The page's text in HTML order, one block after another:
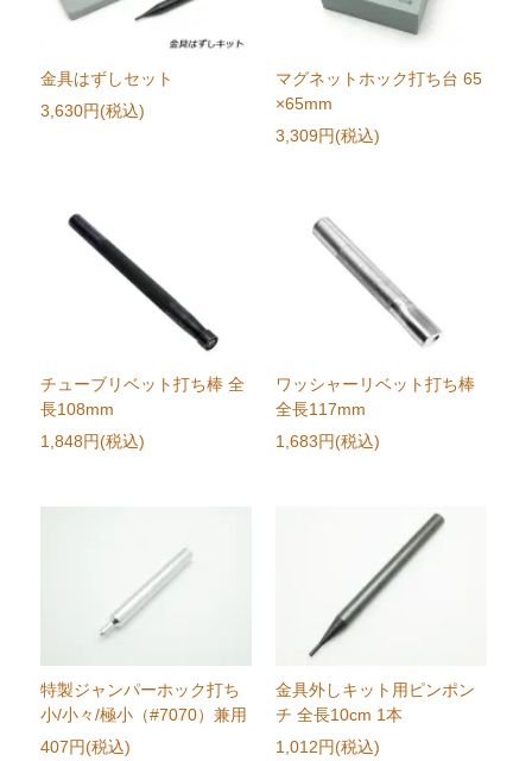
金具はずしセット
3,630円(税込)
マグネットホック打ち台 65
×65mm
3,309円(税込)
チューブリベット打ち棒 全
長108mm
1,848円(税込)
ワッシャーリベット打ち棒
全長117mm
1,683円(税込)
特製ジャンパーホック打ち
小/小々/極小（#7070）兼用
407円(税込)
金具外しキット用ピンポン
チ 全長10cm 1本
1,012円(税込)